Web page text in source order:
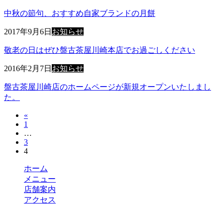
中秋の節句、おすすめ自家ブランドの月餅
2017年9月6日 お知らせ
敬老の日はぜひ盤古茶屋川崎本店でお過ごしください
2016年2月7日 お知らせ
盤古茶屋川崎店のホームページが新規オープンいたしまし
た。
«
固
定
ペ
ー
ジ
1
…
固
定
ー
ジ
3
固
ペ
ー
ジ
4
ホーム
メニュー
店舗案内
アクセス